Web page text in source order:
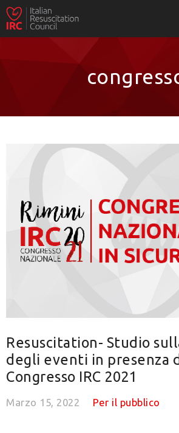
Resuscitation- Studio
degli eventi in presenza
Congresso IRC 2021
Marzo 15, 2022 Per il pubblico